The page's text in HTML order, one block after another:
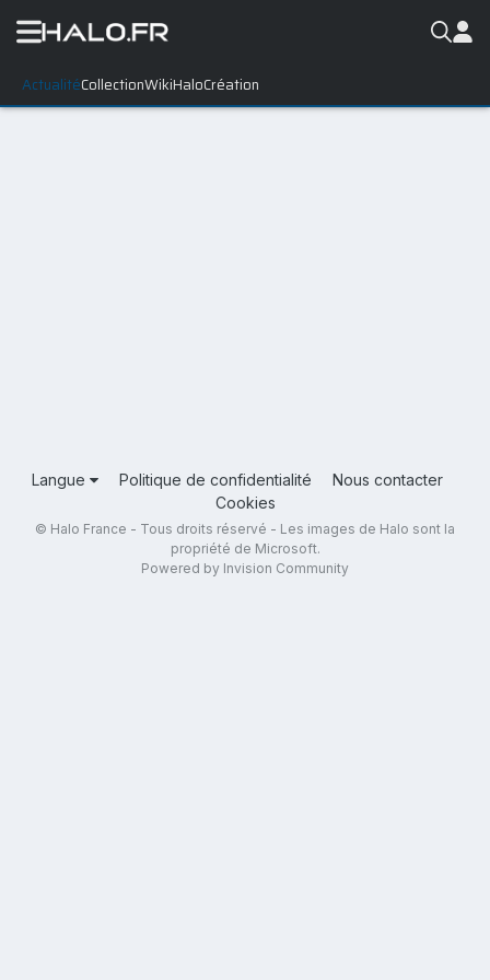
ActualitéCollectionWikiHaloCréation
Langue Politique de confidentialité
Nous contacter
Cookies
© Halo France - Tous droits réservé - Les images de Halo sont la
propriété de Microsoft.
Powered by Invision Community